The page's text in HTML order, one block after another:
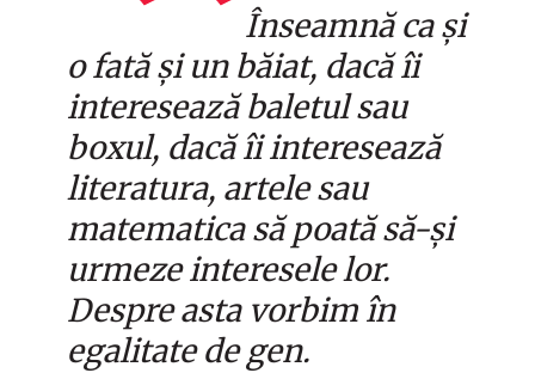
Înseamnă ca și
o fată și un băiat, dacă îi
interesează baletul sau
boxul, dacă îi interesează
literatura, artele sau
matematica să poată să-și
urmeze interesele lor.
Despre asta vorbim în
egalitate de gen.